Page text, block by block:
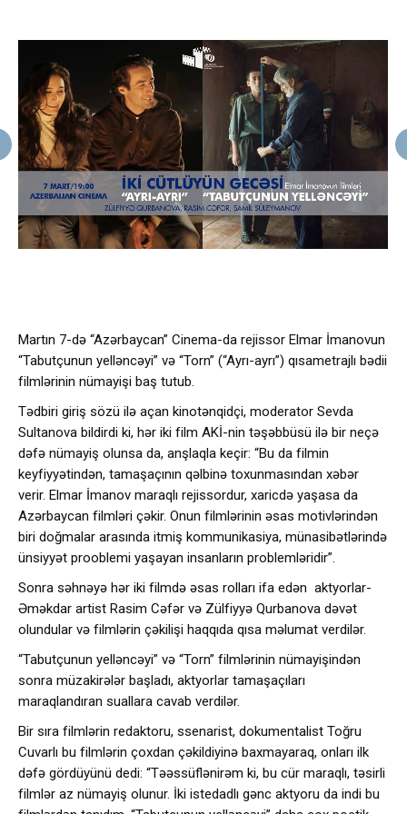
Martın 7-də “Azərbaycan” Cinema-da rejissor Elmar İmanovun
“Tabutçunun yelləncəyi” və “Torn” (“Ayrı-ayrı”) qısametrajlı bədii
filmlərinin nümayişi baş tutub.
Tədbiri giriş sözü ilə açan kinotənqidçi, moderator Sevda
Sultanova bildirdi ki, hər iki film AKİ-nin təşəbbüsü ilə bir neçə
dəfə nümayiş olunsa da, anşlaqla keçir: “Bu da filmin
keyfiyyətindən, tamaşaçının qəlbinə toxunmasından xəbər
verir. Elmar İmanov maraqlı rejissordur, xaricdə yaşasa da
Azərbaycan filmləri çəkir. Onun filmlərinin əsas motivlərindən
biri doğmalar arasında itmiş kommunikasiya, münasibətlərində
ünsiyyət prooblemi yaşayan insanların problemləridir”.
Sonra səhnəyə hər iki filmdə əsas rolları ifa edən aktyorlar-
Əməkdar artist Rasim Cəfər və Zülfiyyə Qurbanova dəvət
olundular və filmlərin çəkilişi haqqıda qısa məlumat verdilər.
“Tabutçunun yelləncəyi” və “Torn” filmlərinin nümayişindən
sonra müzakirələr başladı, aktyorlar tamaşaçıları
maraqlandıran suallara cavab verdilər.
Bir sıra filmlərin redaktoru, ssenarist, dokumentalist Toğru
Cuvarlı bu filmlərin çoxdan çəkildiyinə baxmayaraq, onları ilk
dəfə gördüyünü dedi: “Təəssüflənirəm ki, bu cür maraqlı, təsirli
filmlər az nümayiş olunur. İki istedadlı gənc aktyoru da indi bu